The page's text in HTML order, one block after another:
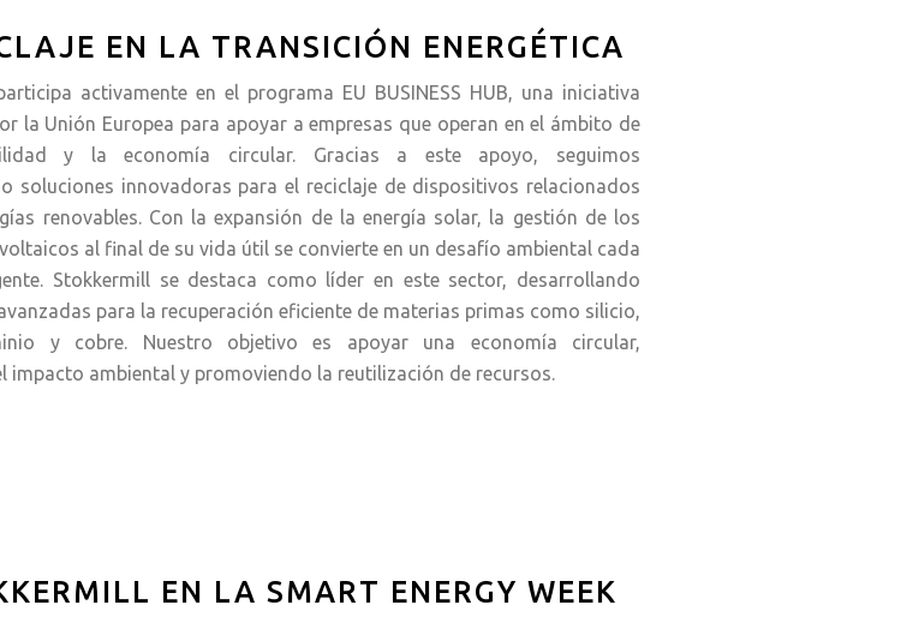
EN LA TRANSICIÓN ENERGÉTICA
activamente en el programa EU BUSINESS HUB, una iniciativa
la Unión Europea para apoyar a empresas que operan en el ámbito de
y la economía circular. Gracias a este apoyo, seguimos
soluciones innovadoras para el reciclaje de dispositivos relacionados
renovables. Con la expansión de la energía solar, la gestión de los
al final de su vida útil se convierte en un desafío ambiental cada
Stokkermill se destaca como líder en este sector, desarrollando
para la recuperación eficiente de materias primas como silicio,
y cobre. Nuestro objetivo es apoyar una economía circular,
impacto ambiental y promoviendo la reutilización de recursos.
EN LA SMART ENERGY WEEK